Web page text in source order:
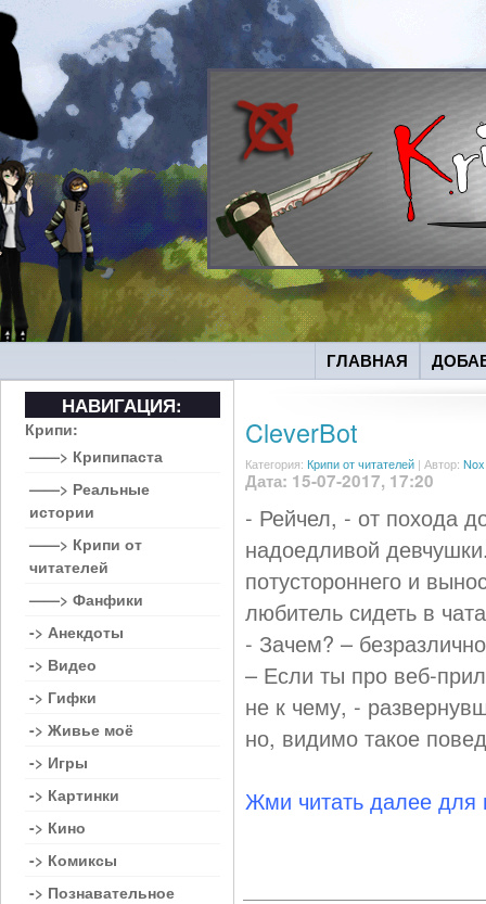
ГЛАВНАЯ
CleverBot
Категория: Крипи от читателей | Автор:
Дата: 15-07-2017, 17:20
- Рейчел, - от похода
надоедливой
потустороннего и
любитель сидеть в
- Зачем? –
– Если ты про веб-
не к чему, -
но, видимо такое
Жми читать далее для
НАВИГАЦИЯ:
Крипи:
——> Крипипаста
——> Реальные
истории
——> Крипи от
читателей
——> Фанфики
-> Анекдоты
-> Видео
-> Гифки
-> Живье моё
-> Игры
-> Картинки
-> Кино
-> Комиксы
-> Познавательное